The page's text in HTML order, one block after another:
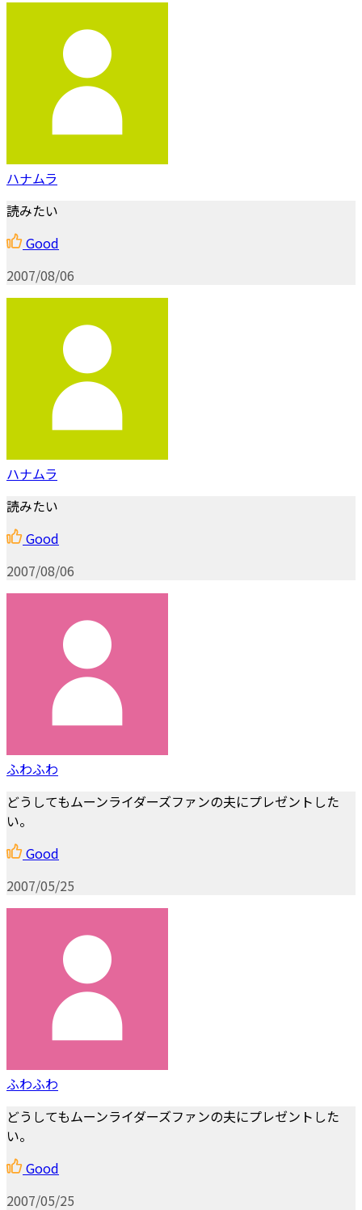
ハナムラ
読みたい
Good
2007/08/06
ハナムラ
読みたい
Good
2007/08/06
ふわふわ
どうしてもムーンライダーズファンの夫にプレゼントした
い。
Good
2007/05/25
ふわふわ
どうしてもムーンライダーズファンの夫にプレゼントした
い。
Good
2007/05/25